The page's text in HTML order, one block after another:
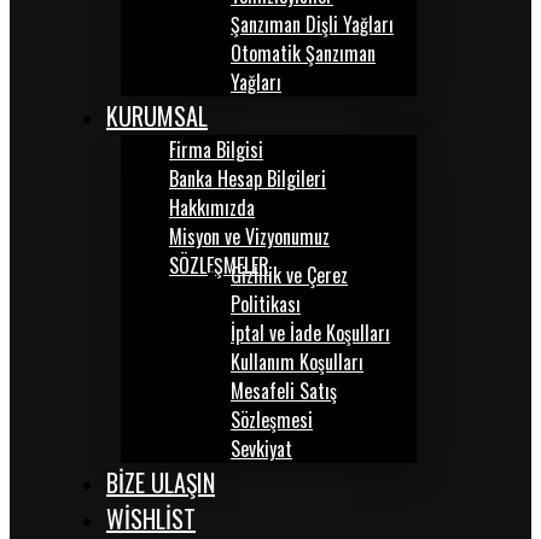
Şanzıman Dişli Yağları
Otomatik Şanzıman
Yağları
KURUMSAL
Firma Bilgisi
Banka Hesap Bilgileri
Hakkımızda
Misyon ve Vizyonumuz
SÖZLEŞMELERGizlilik ve Çerez
Politikası
İptal ve İade Koşulları
Kullanım Koşulları
Mesafeli Satış
Sözleşmesi
Sevkiyat
BİZE ULAŞIN
WISHLIST